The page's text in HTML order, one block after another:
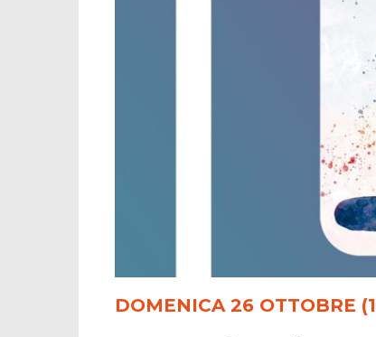
DOMENICA 26 OTTOBRE